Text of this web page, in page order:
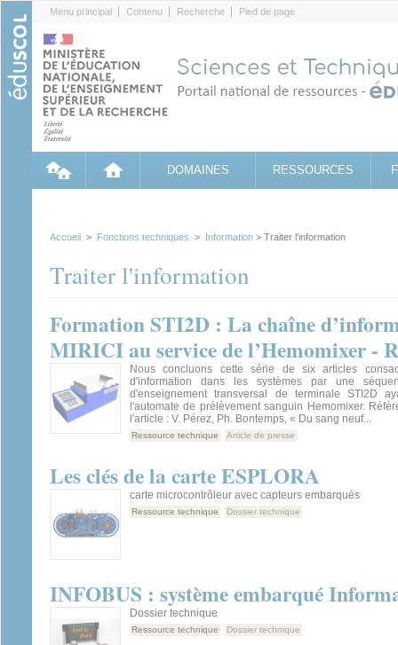
Menu principal Contenu Recherche Pied de page
DOMAINES RESSOURCES
Accueil > Fonctions techniques > Information > Traiter l'information
Traiter l'information
Formation STI2D : La chaîne
MIRICI au service de l’Hemomixer -
Nous concluons cette série de six articles
d'information dans les systèmes par une
d'enseignement transversal de terminale STI2D
l'automate de prélèvement sanguin Hemomixer.
l'article : V. Pérez, Ph. Bontemps, « Du sang neuf...
Ressource technique Article de presse
Les clés de la carte ESPLORA
carte microcontrôleur avec capteurs embarqués
Ressource technique Dossier technique
INFOBUS : système embarqué
Dossier technique
Ressource technique Dossier technique